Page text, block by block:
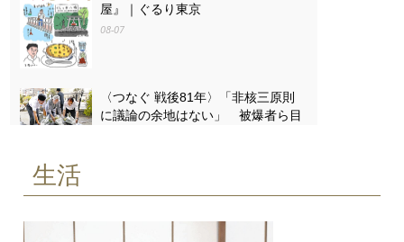
屋』｜ぐるり東京
08-07
〈つなぐ 戦後81年〉「非核三原則
に議論の余地はない」 被爆者ら目
〈つなぐ 戦後81年〉原爆ドームを
生活